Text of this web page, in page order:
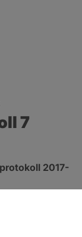
7
2017-